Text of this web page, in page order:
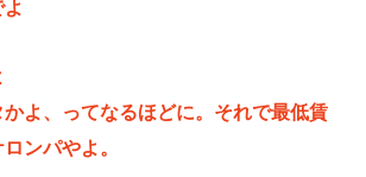
よ、ってなるほどに。それで最低賃
ンパやよ。